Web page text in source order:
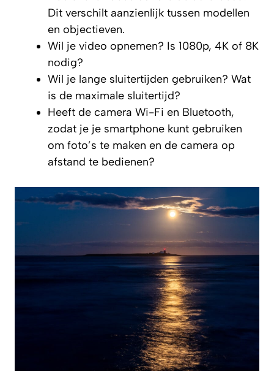
Dit verschilt aanzienlijk tussen modellen
en objectieven.
Wil je video opnemen? Is 1080p, 4K of 8K
nodig?
Wil je lange sluitertijden gebruiken? Wat
is de maximale sluitertijd?
Heeft de camera Wi-Fi en Bluetooth,
zodat je je smartphone kunt gebruiken
om foto’s te maken en de camera op
afstand te bedienen?